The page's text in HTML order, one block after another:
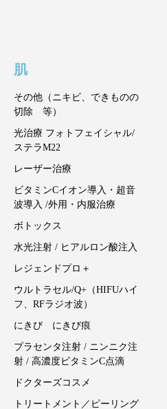
肌
その他（ニキビ、できものの
切除 等）
光治療 フォトフェイシャル/
ステラM22
レーザー治療
ビタミンCイオン導入・超音
波導入 /外用・内服治療
ボトックス
水光注射 / ヒアルロン酸注入
レジェンドプロ＋
ウルトラセル/Q+（HIFUハイ
フ、RFラジオ波）
にきび にきび痕
プラセンタ注射 / ニンニク注
射 / 高濃度ビタミンC点滴
ドクターズコスメ
トリートメント／ピーリング